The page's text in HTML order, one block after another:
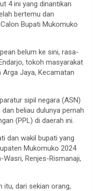
4 ini yang dinantikan
bertemu dan
Bupati Mukomuko
belum ke sini, rasa-
tokoh masyarakat
Jaya, Kecamatan
sipil negara (ASN)
beliau dulunya pernah
(PPL) di daerah ini.
dan wakil bupati yang
Mukomuko 2024
Renjes-Rismanaji,
itu, dari sekian orang,